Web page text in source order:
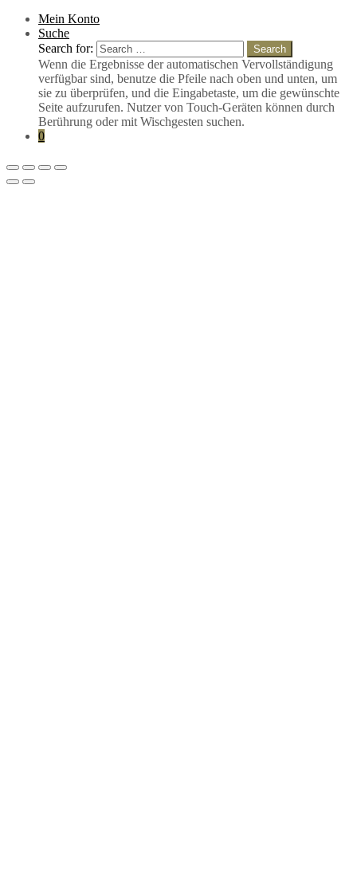
Mein Konto
Suche
Search for:
Search
Wenn die Ergebnisse der automatischen Vervollständigung
verfügbar sind, benutze die Pfeile nach oben und unten, um
sie zu überprüfen, und die Eingabetaste, um die gewünschte
Seite aufzurufen. Nutzer von Touch-Geräten können durch
Berührung oder mit Wischgesten suchen.
0